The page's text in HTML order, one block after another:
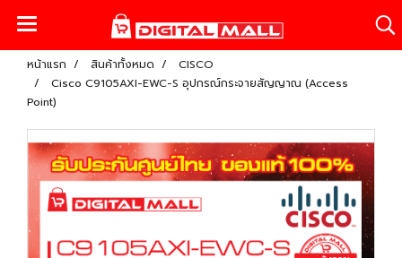
หน้าแรก สินค้าทั้งหมด
CISCO
Cisco C9105AXI-EWC-S อุปกรณ์กระจายสัญญาณ (Access
Point)